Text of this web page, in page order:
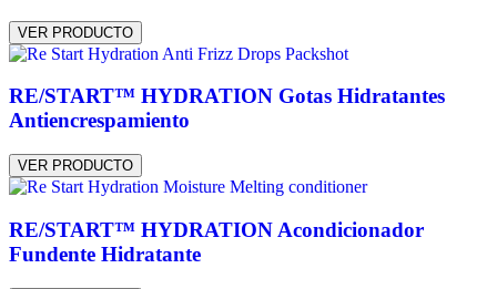
VER PRODUCTO
RE/START™ HYDRATION Gotas Hidratantes
Antiencrespamiento
VER PRODUCTO
RE/START™ HYDRATION Acondicionador
Fundente Hidratante